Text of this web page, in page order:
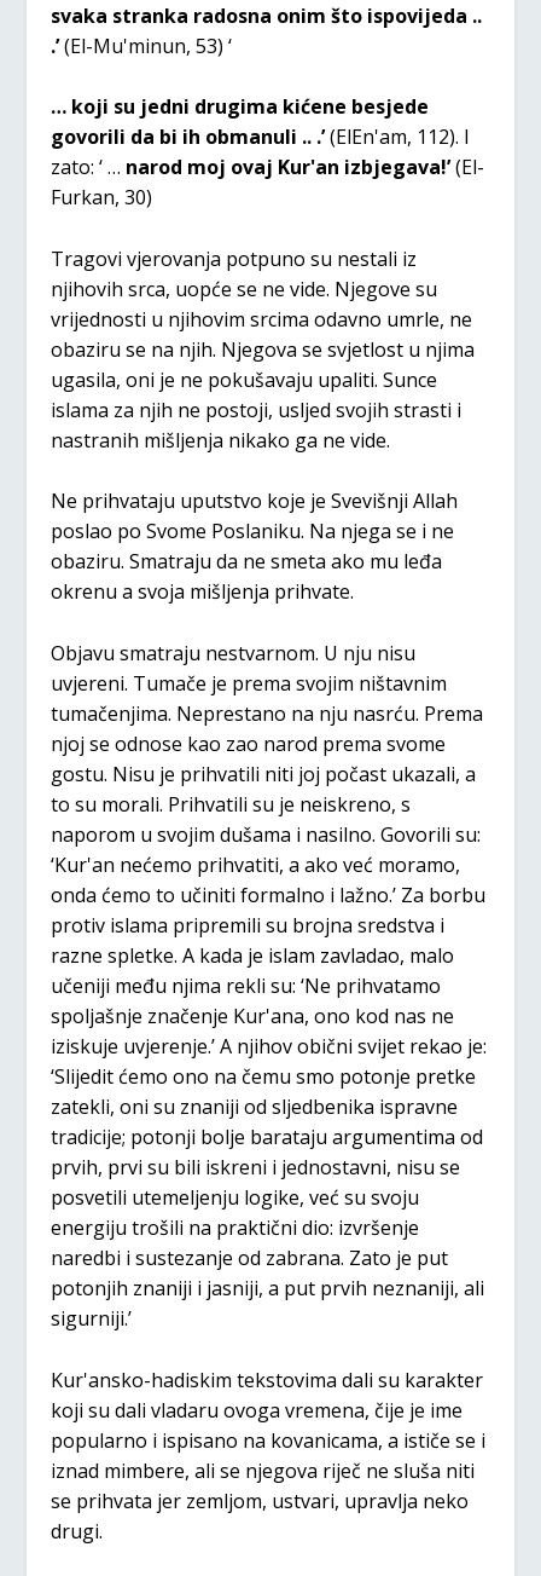
svaka stranka radosna onim što ispovijeda ..
.’(El-Mu'minun, 53) ‘
… koji su jedni drugima kićene besjede
govorili da bi ih obmanuli .. .’(ElEn'am, 112). I
zato: ‘ … narod moj ovaj Kur'an izbjegava!’(El-
Furkan, 30)
Tragovi vjerovanja potpuno su nestali iz
njihovih srca, uopće se ne vide. Njegove su
vrijednosti u njihovim srcima odavno umrle, ne
obaziru se na njih. Njegova se svjetlost u njima
ugasila, oni je ne pokušavaju upaliti. Sunce
islama za njih ne postoji, usljed svojih strasti i
nastranih mišljenja nikako ga ne vide.
Ne prihvataju uputstvo koje je Svevišnji Allah
poslao po Svome Poslaniku. Na njega se i ne
obaziru. Smatraju da ne smeta ako mu leđa
okrenu a svoja mišljenja prihvate.
Objavu smatraju nestvarnom. U nju nisu
uvjereni. Tumače je prema svojim ništavnim
tumačenjima. Neprestano na nju nasrću. Prema
njoj se odnose kao zao narod prema svome
gostu. Nisu je prihvatili niti joj počast ukazali, a
to su morali. Prihvatili su je neiskreno, s
naporom u svojim dušama i nasilno. Govorili su:
‘Kur'an nećemo prihvatiti, a ako već moramo,
onda ćemo to učiniti formalno i lažno.’ Za borbu
protiv islama pripremili su brojna sredstva i
razne spletke. A kada je islam zavladao, malo
učeniji među njima rekli su: ‘Ne prihvatamo
spoljašnje značenje Kur'ana, ono kod nas ne
iziskuje uvjerenje.’ A njihov obični svijet rekao je:
‘Slijedit ćemo ono na čemu smo potonje pretke
zatekli, oni su znaniji od sljedbenika ispravne
tradicije; potonji bolje barataju argumentima od
prvih, prvi su bili iskreni i jednostavni, nisu se
posvetili utemeljenju logike, već su svoju
energiju trošili na praktični dio: izvršenje
naredbi i sustezanje od zabrana. Zato je put
potonjih znaniji i jasniji, a put prvih neznaniji, ali
sigurniji.’
Kur'ansko-hadiskim tekstovima dali su karakter
koji su dali vladaru ovoga vremena, čije je ime
popularno i ispisano na kovanicama, a ističe se i
iznad mimbere, ali se njegova riječ ne sluša niti
se prihvata jer zemljom, ustvari, upravlja neko
drugi.